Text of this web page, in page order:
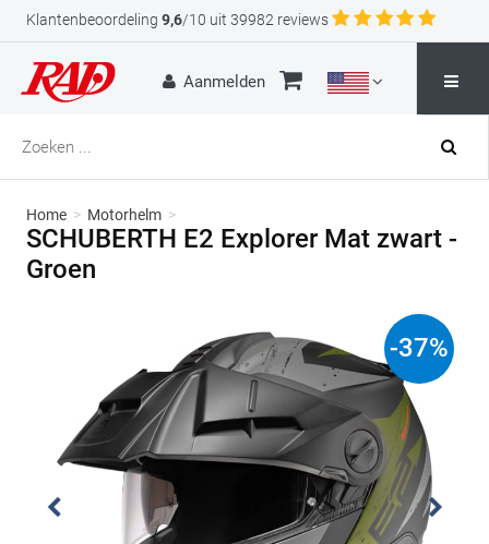
Klantenbeoordeling 9,6/10 uit 39982 reviews
Aanmelden
Home > Motorhelm >
SCHUBERTH E2 Explorer Mat zwart -
Groen
-37%